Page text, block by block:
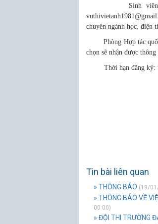
Sinh viên có đủ
chuyên ngành học, điện
Phòng Hợp tác quốc
chọn sẽ nhận được
Thời hạn đăng ký:
Tin bài liên quan
» THÔNG BÁO (19/
» THÔNG BÁO VỀ
00:00)
» ĐỘI THI TRƯỜNG